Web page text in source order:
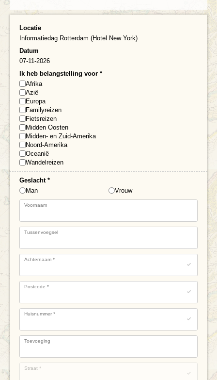
Locatie
Informatiedag Rotterdam (Hotel New York)
Datum
07-11-2026
Ik heb belangstelling voor *
Afrika
Azië
Europa
Familyreizen
Fietsreizen
Midden Oosten
Midden- en Zuid-Amerika
Noord-Amerika
Oceanië
Wandelreizen
Geslacht *
Man
Vrouw
Voornaam
Tussenvoegsel
Achternaam *
Postcode *
Huisnummer *
Toevoeging
Straat *